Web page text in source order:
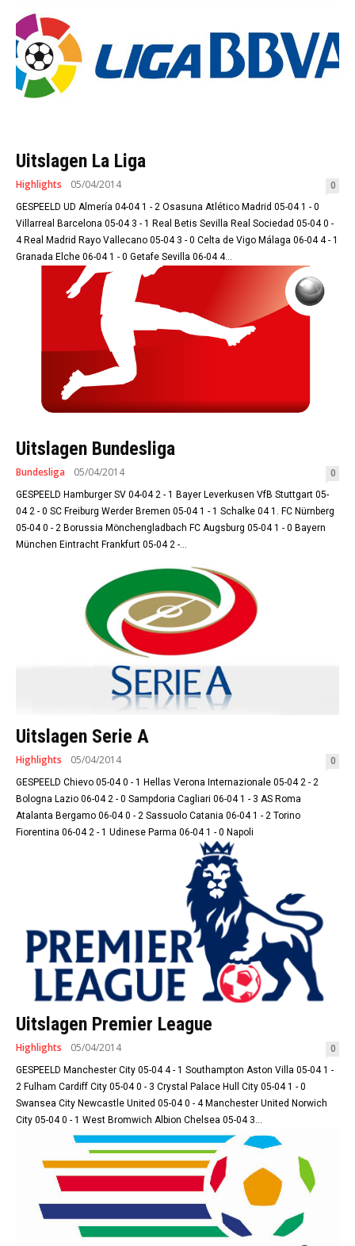
Uitslagen La Liga
Highlights 05/04/2014 0
GESPEELD UD Almería 04-04 1 - 2 Osasuna Atlético Madrid 05-04 1 - 0
Villarreal Barcelona 05-04 3 - 1 Real Betis Sevilla Real Sociedad 05-04 0 -
4 Real Madrid Rayo Vallecano 05-04 3 - 0 Celta de Vigo Málaga 06-04 4 - 1
Granada Elche 06-04 1 - 0 Getafe Sevilla 06-04 4...
Uitslagen Bundesliga
Bundesliga 05/04/2014 0
GESPEELD Hamburger SV 04-04 2 - 1 Bayer Leverkusen VfB Stuttgart 05-
04 2 - 0 SC Freiburg Werder Bremen 05-04 1 - 1 Schalke 04 1. FC Nürnberg
05-04 0 - 2 Borussia Mönchengladbach FC Augsburg 05-04 1 - 0 Bayern
München Eintracht Frankfurt 05-04 2 -...
Uitslagen Serie A
Highlights 05/04/2014 0
GESPEELD Chievo 05-04 0 - 1 Hellas Verona Internazionale 05-04 2 - 2
Bologna Lazio 06-04 2 - 0 Sampdoria Cagliari 06-04 1 - 3 AS Roma
Atalanta Bergamo 06-04 0 - 2 Sassuolo Catania 06-04 1 - 2 Torino
Fiorentina 06-04 2 - 1 Udinese Parma 06-04 1 - 0 Napoli
Uitslagen Premier League
Highlights 05/04/2014 0
GESPEELD Manchester City 05-04 4 - 1 Southampton Aston Villa 05-04 1 -
2 Fulham Cardiff City 05-04 0 - 3 Crystal Palace Hull City 05-04 1 - 0
Swansea City Newcastle United 05-04 0 - 4 Manchester United Norwich
City 05-04 0 - 1 West Bromwich Albion Chelsea 05-04 3...